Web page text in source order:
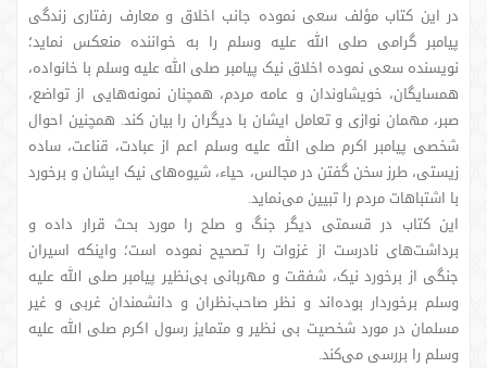
در این کتاب مؤلف سعی نموده جانب اخلاق و معارف رفتاری زندگی
پیامبر گرامی صلی الله علیه وسلم را به خواننده منعکس نماید؛
نویسنده سعی نموده اخلاق نیک پیامبر صلی الله علیه وسلم با خانواده،
همسایگان، خویشاوندان و عامه مردم، همچنان نمونه‌هایی از تواضع،
صبر، مهمان نوازی و تعامل ایشان با دیگران را بیان کند. همچنین احوال
شخصی پیامبر اکرم صلی الله علیه وسلم اعم از عبادت، قناعت، ساده
زیستی، طرز سخن گفتن در مجالس، حیاء، شیوه‌های نیک ایشان و برخورد
با اشتباهات مردم را تبیین می‌نماید.
این کتاب در قسمتی دیگر جنگ و صلح را مورد بحث قرار داده و
برداشت‌های نادرست از غزوات را تصحیح نموده است؛ واینکه اسیران
جنگی از برخورد نیک، شفقت و مهربانی بی‌نظیر پیامبر صلی الله علیه
وسلم برخوردار بوده‌اند و نظر صاحب‌نظران و دانشمندان غربی و غیر
مسلمان در مورد شخصیت بی نظیر و متمایز رسول اکرم صلی الله علیه
وسلم را بررسی می‌کند.